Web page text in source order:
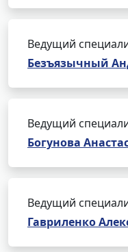
Ведущий
Безъязычный
Ведущий
Богунова
Ведущий
Гавриленко